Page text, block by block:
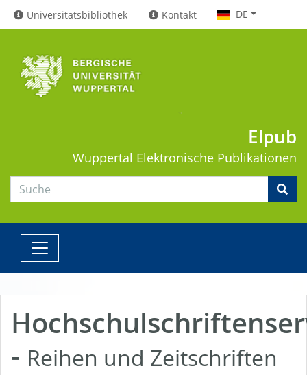
Universitätsbibliothek Kontakt DE
Elpub
Wuppertal Elektronische Publikationen
- Reihen und Zeitschriften